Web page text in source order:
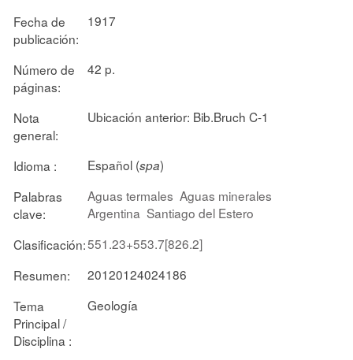
Fecha de
publicación:
1917
Número de
páginas:
42 p.
Nota
general:
Ubicación anterior: Bib.Bruch C-1
Idioma : Español (spa)
Palabras
clave:
Aguas termales Aguas minerales
Argentina Santiago del Estero
Clasificación:551.23+553.7[826.2]
Resumen:
20120124024186
Tema
Principal /
Disciplina :
Geología